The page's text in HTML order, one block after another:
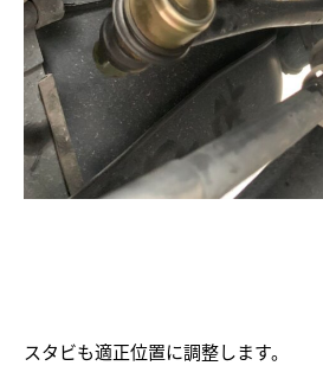
スタビも適正位置に調整します。